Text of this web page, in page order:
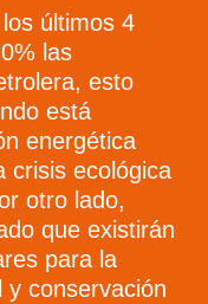
últimos 4
las
esto
está
energética
crisis ecológica
otro lado,
que existirán
para la
y conservación